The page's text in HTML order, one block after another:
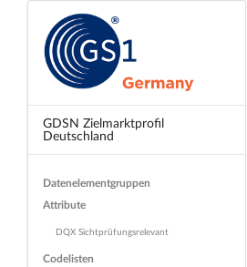
GDSN Zielmarktprofil
Deutschland
Datenelementgruppen
Attribute
DQX Sichtprüfungsrelevant
Codelisten